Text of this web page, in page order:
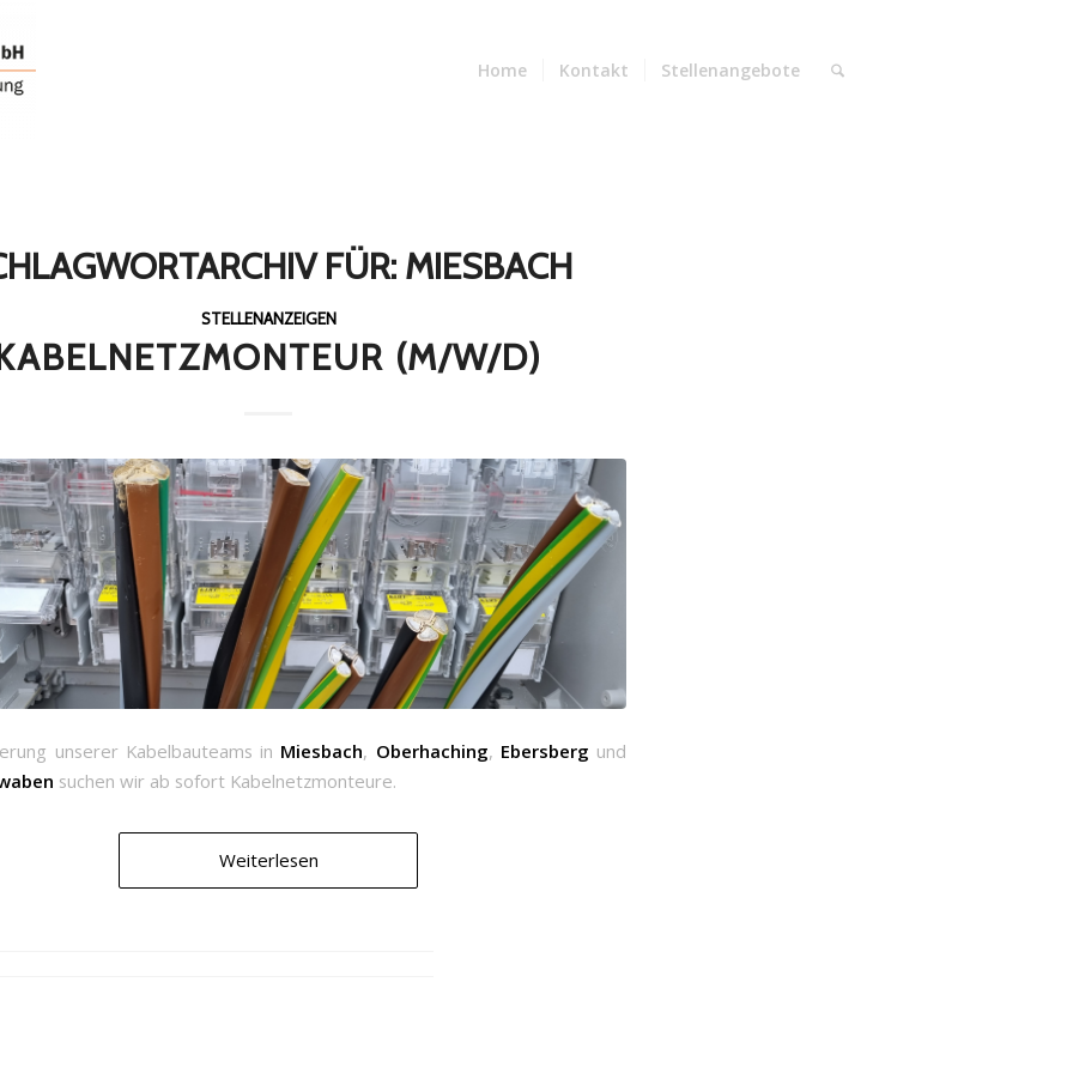
Home Kontakt Stellenangebote
FÜR: MIESBACH
STELLENANZEIGEN
(M/W/D)
unserer Kabelbauteams in Miesbach, Oberhaching, Ebersberg und
suchen wir ab sofort Kabelnetzmonteure.
Weiterlesen